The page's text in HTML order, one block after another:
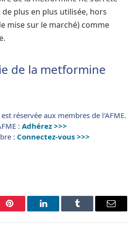
de plus en plus utilisée, hors
mise sur le marché) comme
de la metformine
réservée aux membres de l'AFME.
: Adhérez >>>
: Connectez-vous >>>
Pinterest LinkedIn Tumblr Email